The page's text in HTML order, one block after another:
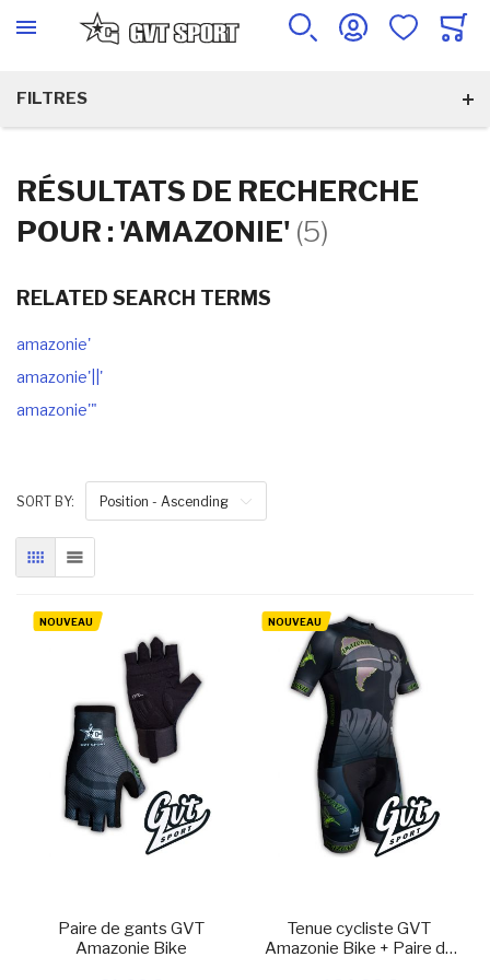
RÉSULTATS DE RECHERCHE
POUR : 'AMAZONIE' (5)
RELATED SEARCH TERMS
amazonie'
amazonie'||'
amazonie'"
SORT BY: Position - Ascending
GRILLELISTE
NOUVEAU
Paire de gants GVT
Amazonie Bike
NOUVEAU
Tenue cycliste GVT
Amazonie Bike + Paire de
FILTRES